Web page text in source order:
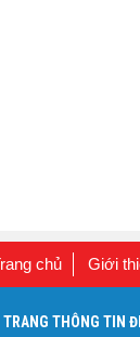
chủ Giới
TRANG THÔNG TIN